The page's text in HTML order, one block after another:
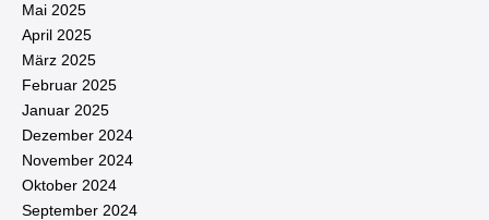
Mai 2025
April 2025
März 2025
Februar 2025
Januar 2025
Dezember 2024
November 2024
Oktober 2024
September 2024